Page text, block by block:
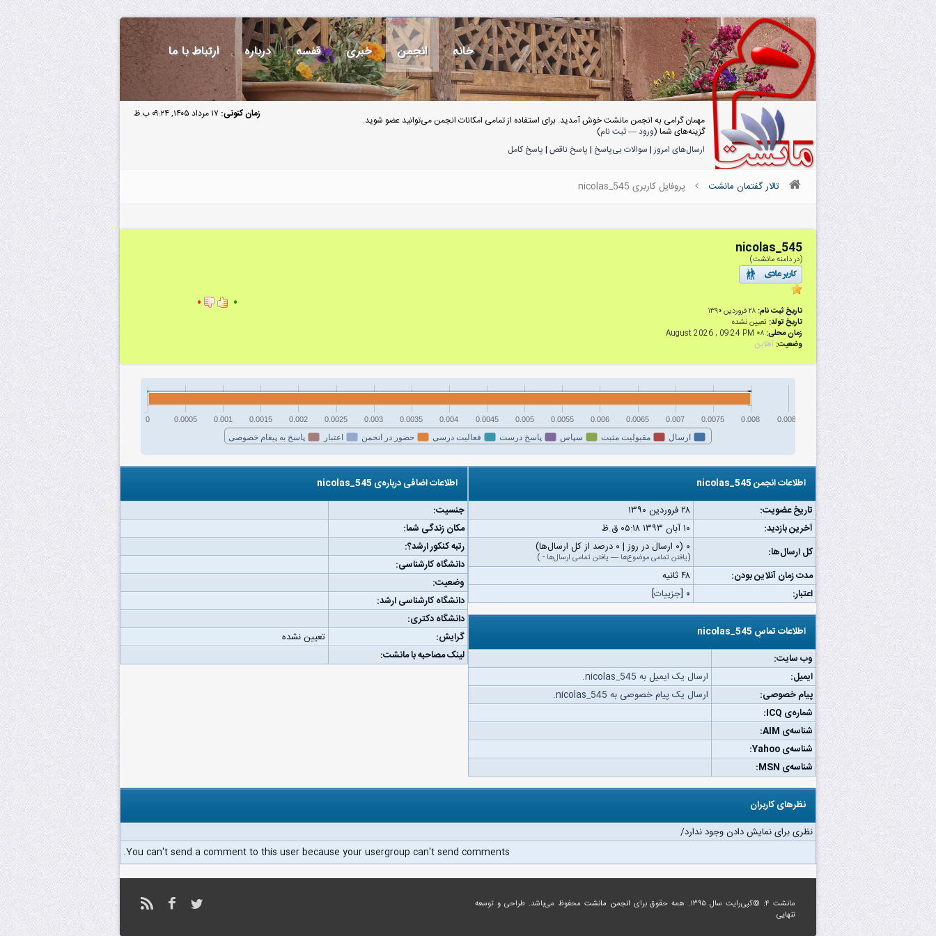
خانه انجمن خبری قفسه درباره ارتباط با ما
زمان کنونی: ۱۷ مرداد ۱۴۰۵, ۰۹:۲۴ ب.ظ
مهمان گرامی به انجمن مانشت خوش آمدید. برای استفاده از تمامی امکانات انجمن می‌توانید عضو شوید.
گزینه‌های شما (ورود—ثبت نام)
ارسال‌های امروز| سوالات بی‌پاسخ | پاسخ ناقص | پاسخ کامل
تالار گفتمان مانشت پروفایل کاربری nicolas_545
nicolas_545
(در دامنه مانشت)
تاریخ ثبت نام: ۲۸ فروردین ۱۳۹۰
تاریخ تولد: تعیین نشده
زمان محلی: ۰۸ August 2026 , 09:24 PM
وضعیت: آفلاین
۰ ۰
ارسال مقبولیت مثبت سپاس پاسخ درست فعالیت درسی حضور در انجمن اعتبار پاسخ به پیغام خصوصی
0 0.0005 0.001 0.0015 0.002 0.0025 0.003 0.0035 0.004 0.0045 0.005 0.0055 0.006 0.0065 0.007 0.0075 0.008 0.0085
اطلاعات انجمن nicolas_545
تاریخ عضویت:
۲۸ فروردین ۱۳۹۰
آخرین بازدید:
۱۰ آبان ۱۳۹۳ ۰۵:۱۸ ق.ظ
کل ارسال‌ها:
۰ (۰ ارسال در روز | ۰ درصد از کل ارسال‌ها)
(یافتن تمامی موضوع‌ها — یافتن تمامی ارسال‌ها -
)
مدت زمان آنلاین بودن:
۴۸ ثانیه
اعتبار:
۰ [جزییات]
اطلاعات تماسِ nicolas_545
وب‌ سایت:
ایمیل:
ارسال یک ایمیل به nicolas_545.
پیام خصوصی:
ارسال یک پیام خصوصی به nicolas_545.
شماره‌ی ICQ:
شناسه‌ی AIM:
شناسه‌ی Yahoo:
شناسه‌ی MSN:
اطلاعات اضافی درباره‌ی nicolas_545
جنسیت:
مکان زندگی شما:
رتبه کنکور ارشد؟:
دانشگاه کارشناسی:
وضعیت:
دانشگاه کارشناسی ارشد:
دانشگاه دکتری:
گرایش:
تعیین نشده
لینک مصاحبه با مانشت:
نظرهای کاربران
نظری برای نمایش دادن وجود ندارد/
You can't send a comment to this user because your usergroup can't send comments.
مانشت ۴: ©کپی‌رایت سال ۱۳۹۵. همه حقوق برای انجمن مانشت محفوظ می‌باشد. طراحی و توسعه
تنهایی